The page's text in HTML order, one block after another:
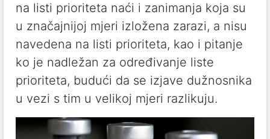
na listi prioriteta naći i zanimanja koja su
u značajnijoj mjeri izložena zarazi, a nisu
navedena na listi prioriteta, kao i pitanje
ko je nadležan za određivanje liste
prioriteta, budući da se izjave dužnosnika
u vezi s tim u velikoj mjeri razlikuju.